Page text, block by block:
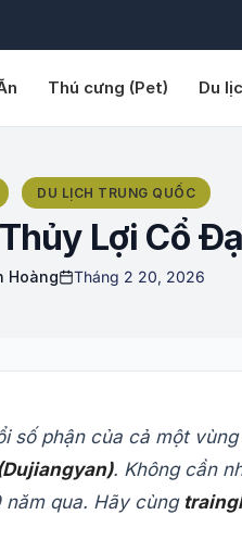
Thú cưng (Pet) Du
DU LỊCH TRUNG QUỐC
Lợi Cổ
Hoàng Tháng 2 20, 2026
phận của cả một
. Không cần
năm qua. Hãy cùng